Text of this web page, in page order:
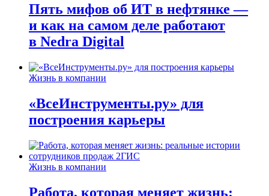
Пять мифов об ИТ в нефтянке —
и как на самом деле работают
в Nedra Digital
Жизнь в компании
«ВсеИнструменты.ру» для
построения карьеры
Жизнь в компании
Работа, которая меняет жизнь: